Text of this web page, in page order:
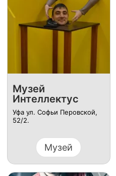
Музей
Интеллектус
Уфа ул. Софьи Перовской,
52/2.
Музей